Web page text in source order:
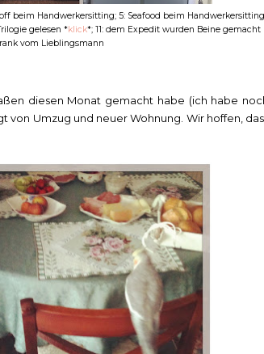
beim Handwerkersitting; 5: Seafood beim
gelesen *klick*; 11: dem Expedit wurden Beine gemacht
vom Lieblingsmann
diesen Monat gemacht habe (ich habe
Umzug und neuer Wohnung. Wir hoffen,